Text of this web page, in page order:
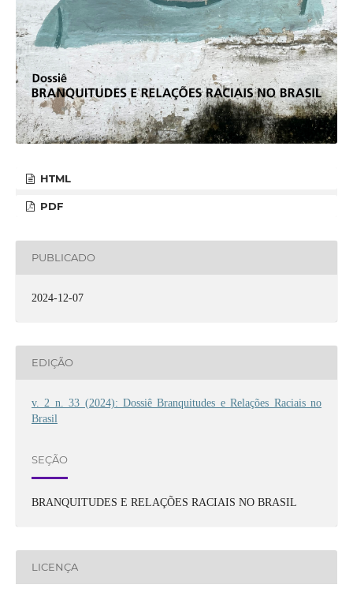
HTML
PDF
PUBLICADO
2024-12-07
EDIÇÃO
v. 2 n. 33 (2024): Dossiê Branquitudes e Relações Raciais no
Brasil
SEÇÃO
BRANQUITUDES E RELAÇÕES RACIAIS NO BRASIL
LICENÇA